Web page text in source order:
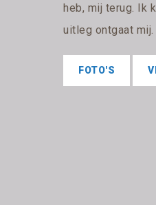
heb, mij terug. Ik
uitleg ontgaat mij.
FOTO'S